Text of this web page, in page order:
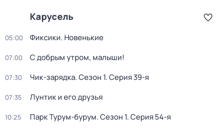
Карусель
05:00 Фиксики. Новенькие
07:00 С добрым утром, малыши!
07:30 Чик-зарядка. Сезон 1. Серия 39-я
07:35 Лунтик и его друзья
10:25 Парк Турум-бурум. Сезон 1. Серия 54-я